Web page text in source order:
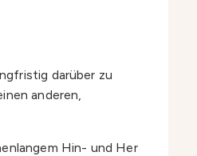
darüber zu
anderen,
Hin- und Her